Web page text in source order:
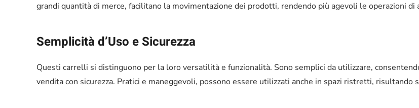
grandi quantità di merce, facilitano la movimentazione dei prodotti, rendendo più agevoli le operazioni di
Semplicità d’Uso e Sicurezza
Questi carrelli si distinguono per la loro versatilità e funzionalità. Sono semplici da utilizzare,
vendita con sicurezza. Pratici e maneggevoli, possono essere utilizzati anche in spazi ristretti,